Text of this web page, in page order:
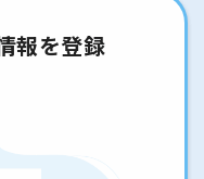
報を登録